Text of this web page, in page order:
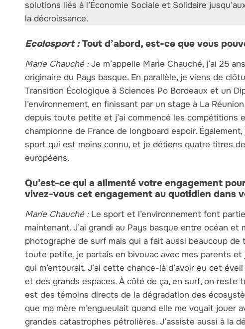
solutions liés à l’Économie Sociale et Solidaire
la décroissance.
Ecolosport :Tout d’abord, est-ce que vous
Marie Chauché : Je m’appelle Marie Chauché, j’ai 25
originaire du Pays basque. En parallèle, je viens de
Transition Écologique à Sciences Po Bordeaux et un
l’environnement, en finissant par un stage à La
depuis toute petite et j’ai commencé les compétitions
championne de France de longboard espoir.
sport qui est moins connu, et je détiens quatre titres
européens.
Qu’est-ce qui a alimenté votre engagement
vivez-vous cet engagement au quotidien dans
Marie Chauché : Le sport et l’environnement font
maintenant. J’ai grandi au Pays basque entre océan
photographe de surf mais qui a fait aussi beaucoup de
toute petite, je partais en bivouac avec mes parents
qui m’entourait. J’ai cette chance-là d’avoir eu cet
et des grands espaces. À côté de ça, en surf, on reste
est des témoins directs de la dégradation des
que ma mère m’engueulait quand elle me voyait jouer
grandes catastrophes pétrolières. J’assiste aussi à la